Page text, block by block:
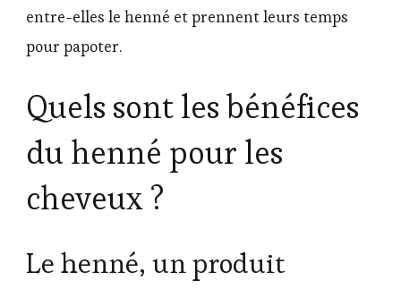
entre-elles le henné et prennent leurs temps
pour papoter.
Quels sont les bénéfices
du henné pour les
cheveux ?
Le henné, un produit